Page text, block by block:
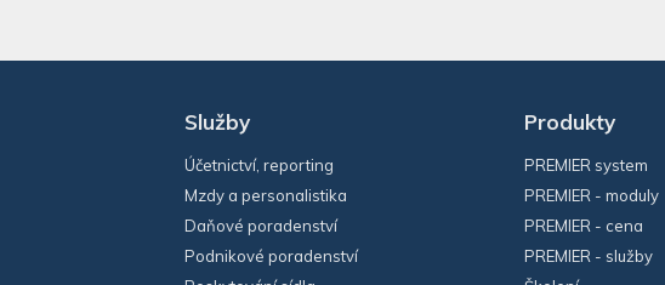
Služby
Účetnictví, reporting
Mzdy a personalistika
Daňové poradenství
Podnikové poradenství
Produkty
PREMIER system
PREMIER - moduly
PREMIER - cena
PREMIER - služby